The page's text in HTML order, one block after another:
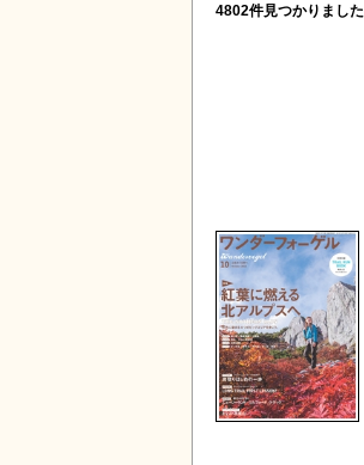
4802件見つかりました